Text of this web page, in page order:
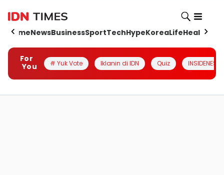
HomeNewsBusinessSportTechHypeKoreaLifeHealth
For
You
# Yuk Vote Iklanin di IDN Quiz INSIDENESIA